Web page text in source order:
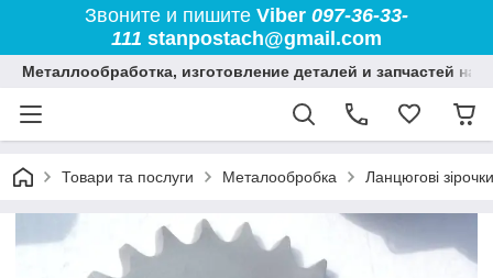
Звоните и пишите Viber 097-36-33-
111 stanpostach@gmail.com
Металлообработка, изготовление деталей и запчастей на
Товари та послуги Металообробка Ланцюгові